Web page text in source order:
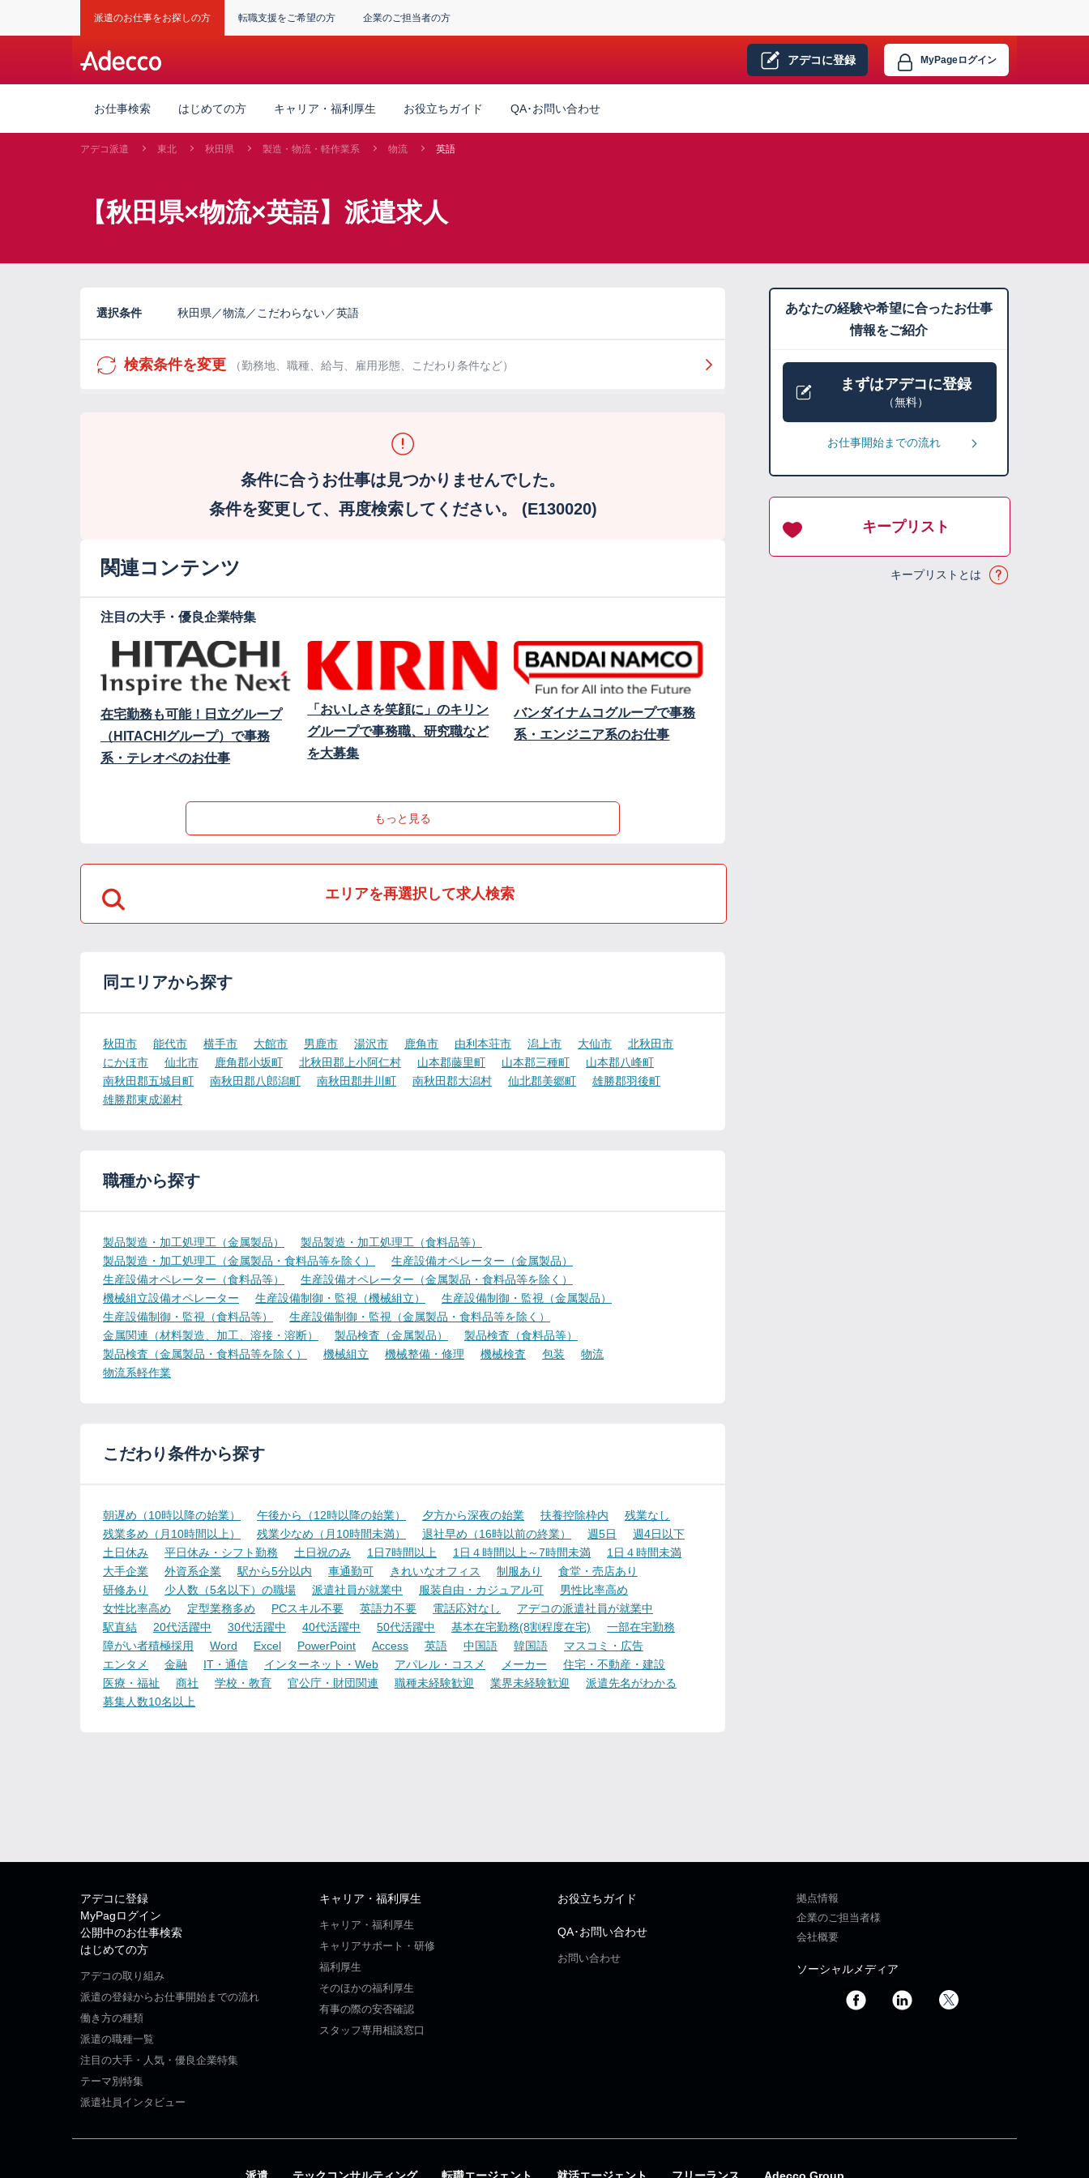
派遣のお仕事をお探しの方 転職支援をご希望の方 企業のご担当者の方
アデコに登録 MyPageログイン
お仕事検索 はじめての方 キャリア・福利厚生 お役立ちガイド QA･お問い合わせ
アデコ派遣 東北 秋田県 製造・物流・軽作業系 物流 英語
【秋田県×物流×英語】派遣求人
選択条件 秋田県／物流／こだわらない／英語
検索条件を変更 （勤務地、職種、給与、雇用形態、こだわり条件など）
条件に合うお仕事は見つかりませんでした。
条件を変更して、再度検索してください。 (E130020)
関連コンテンツ
注目の大手・優良企業特集
在宅勤務も可能！日立グループ
（HITACHIグループ）で事務
系・テレオペのお仕事
「おいしさを笑顔に」のキリン
グループで事務職、研究職など
を大募集
バンダイナムコグループで事務
系・エンジニア系のお仕事
もっと見る
エリアを再選択して求人検索
同エリアから探す
秋田市 能代市 横手市 大館市 男鹿市 湯沢市 鹿角市 由利本荘市 潟上市 大仙市
北秋田市
にかほ市
仙北市 鹿角郡小坂町 北秋田郡上小阿仁村 山本郡藤里町 山本郡三種町
山本郡八峰町
南秋田郡五城目町
南秋田郡八郎潟町 南秋田郡井川町 南秋田郡大潟村 仙北郡美郷町
雄勝郡羽後町
雄勝郡東成瀬村
職種から探す
製品製造・加工処理工（金属製品）
製品製造・加工処理工（食料品等）
製品製造・加工処理工（金属製品・食料品等を除く）
生産設備オペレーター（金属製品）
生産設備オペレーター（食料品等）
生産設備オペレーター（金属製品・食料品等を除く）
機械組立設備オペレーター
生産設備制御・監視（機械組立）
生産設備制御・監視（金属製品）
生産設備制御・監視（食料品等）
生産設備制御・監視（金属製品・食料品等を除く）
金属関連（材料製造、加工、溶接・溶断）
製品検査（金属製品）
製品検査（食料品等）
製品検査（金属製品・食料品等を除く）
機械組立 機械整備・修理 機械検査 包装
物流
物流系軽作業
こだわり条件から探す
朝遅め（10時以降の始業） 午後から（12時以降の始業） 夕方から深夜の始業 扶養控除枠内
残業なし
残業多め（月10時間以上）
残業少なめ（月10時間未満） 退社早め（16時以前の終業） 週5日
週4日以下
土日休み
平日休み・シフト勤務 土日祝のみ 1日7時間以上 1日４時間以上～7時間未満
1日４時間未満
大手企業
外資系企業 駅から5分以内 車通勤可 きれいなオフィス 制服あり
食堂・売店あり
研修あり
少人数（5名以下）の職場 派遣社員が就業中 服装自由・カジュアル可
男性比率高め
女性比率高め
定型業務多め PCスキル不要 英語力不要 電話応対なし
アデコの派遣社員が就業中
駅直結
20代活躍中 30代活躍中 40代活躍中 50代活躍中 基本在宅勤務(8割程度在宅)
一部在宅勤務
障がい者積極採用
Word Excel PowerPoint Access 英語 中国語 韓国語
マスコミ・広告
エンタメ
金融 IT・通信 インターネット・Web アパレル・コスメ メーカー
住宅・不動産・建設
医療・福祉
商社 学校・教育 官公庁・財団関連 職種未経験歓迎 業界未経験歓迎
派遣先名がわかる
募集人数10名以上
あなたの経験や希望に合ったお仕事
情報をご紹介
まずはアデコに登録
（無料）
お仕事開始までの流れ
キープリスト
キープリストとは
アデコに登録
MyPagログイン
公開中のお仕事検索
はじめての方
アデコの取り組み
派遣の登録からお仕事開始までの流れ
働き方の種類
派遣の職種一覧
注目の大手・人気・優良企業特集
テーマ別特集
派遣社員インタビュー
キャリア・福利厚生
キャリア・福利厚生
キャリアサポート・研修
福利厚生
そのほかの福利厚生
有事の際の安否確認
スタッフ専用相談窓口
お役立ちガイド
QA･お問い合わせ
お問い合わせ
拠点情報
企業のご担当者様
会社概要
ソーシャルメディア